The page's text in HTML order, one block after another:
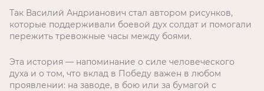
Так Василий Андрианович стал автором рисунков,
которые поддерживали боевой дух солдат и помогали
пережить тревожные часы между боями.
Эта история — напоминание о силе человеческого
духа и о том, что вклад в Победу важен в любом
проявлении: на заводе, в бою или за бумагой с